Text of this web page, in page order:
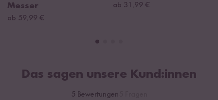
Messer
ab 59,99 €
ab 31,99 €
Das sagen unsere Kund:innen
5 Bewertungen